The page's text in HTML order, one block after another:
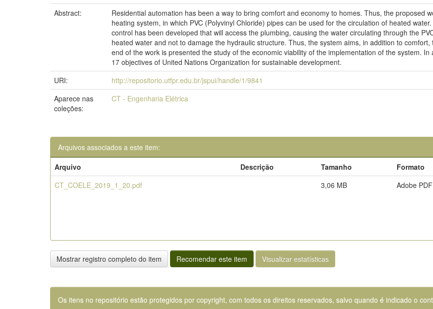
Abstract:
Residential automation has been a way to bring comfort and economy to homes. Thus, the proposed
heating system, in which PVC (Polyvinyl Chloride) pipes can be used for the circulation of heated
control has been developed that will access the plumbing, causing the water circulating through the
heated water and not to damage the hydraulic structure. Thus, the system aims, in addition to
end of the work is presented the study of the economic viability of the implementation of the system.
17 objectives of United Nations Organization for sustainable development.
URI:
http://repositorio.utfpr.edu.br/jspui/handle/1/9841
Aparece nas
coleções:
CT - Engenharia Elétrica
Arquivos associados a este item:
Arquivo
Descrição Tamanho
Formato
CT_COELE_2019_1_20.pdf
3,06 MB Adobe PDF
Mostrar registro completo do item Recomendar este item Visualizar estatísticas
Os itens no repositório estão protegidos por copyright, com todos os direitos reservados, salvo quando é indicado o